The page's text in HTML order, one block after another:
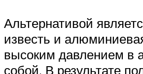
Альтернативой
известь и
высоким давлением в
собой. В результате